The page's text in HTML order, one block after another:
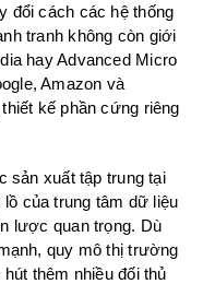
đổi cách các hệ thống
tranh không còn giới
hay Advanced Micro
Amazon và
kế phần cứng riêng
sản xuất tập trung tại
của trung tâm dữ liệu
lược quan trọng. Dù
quy mô thị trường
thêm nhiều đối thủ